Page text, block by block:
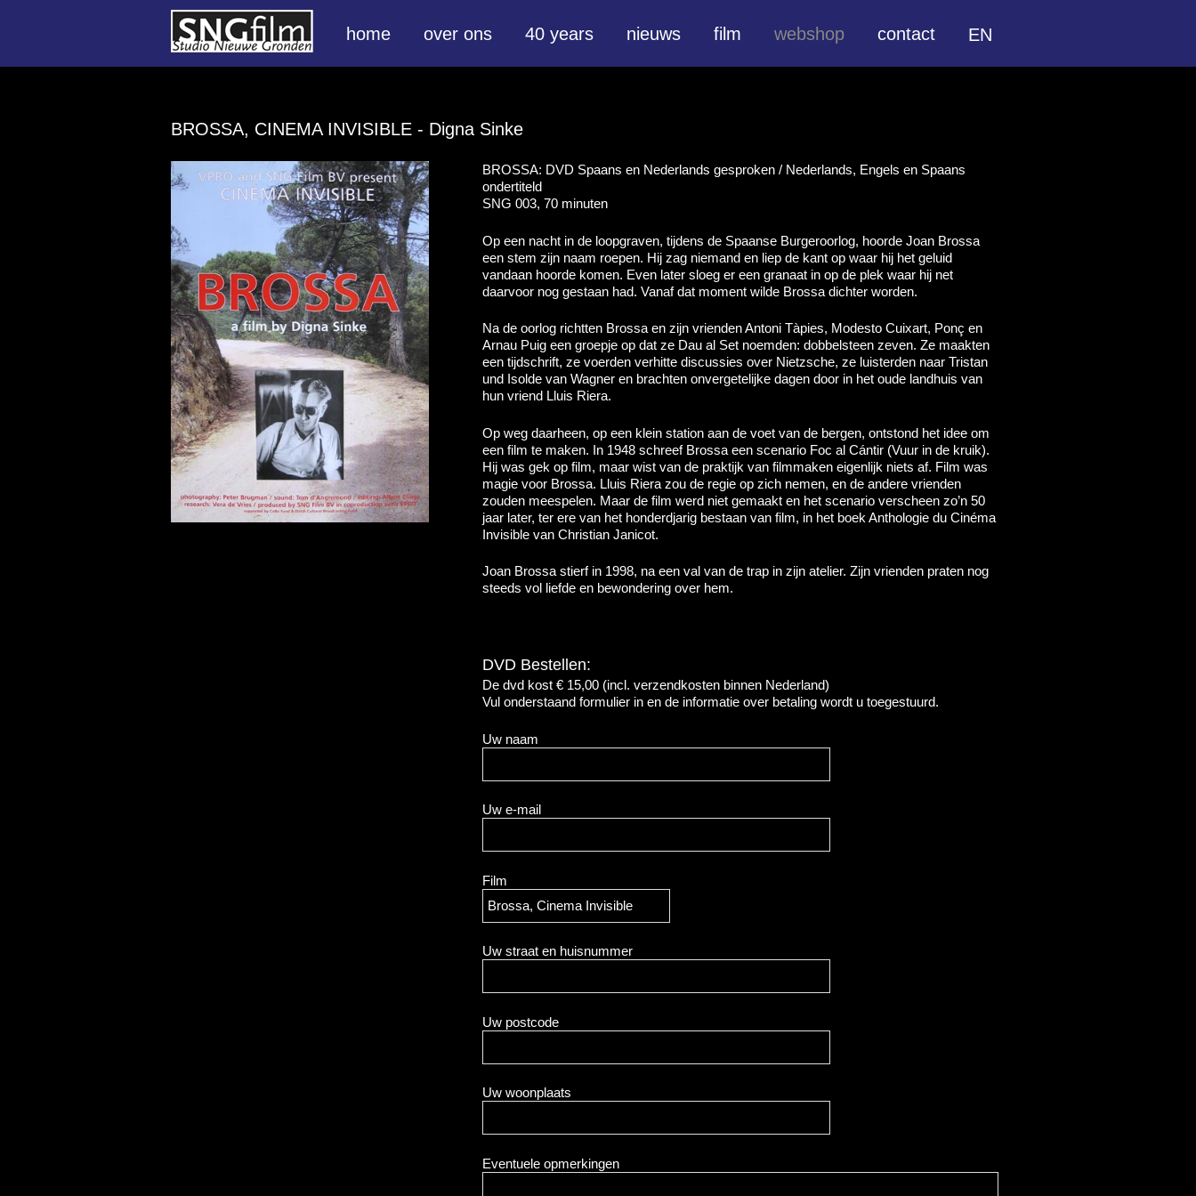
home over ons 40 years nieuws film webshop contact EN
BROSSA, CINEMA INVISIBLE - Digna Sinke
BROSSA: DVD Spaans en Nederlands gesproken / Nederlands, Engels en Spaans
ondertiteld
SNG 003, 70 minuten
Op een nacht in de loopgraven, tijdens de Spaanse Burgeroorlog, hoorde Joan Brossa
een stem zijn naam roepen. Hij zag niemand en liep de kant op waar hij het geluid
vandaan hoorde komen. Even later sloeg er een granaat in op de plek waar hij net
daarvoor nog gestaan had. Vanaf dat moment wilde Brossa dichter worden.
Na de oorlog richtten Brossa en zijn vrienden Antoni Tàpies, Modesto Cuixart, Ponç en
Arnau Puig een groepje op dat ze Dau al Set noemden: dobbelsteen zeven. Ze maakten
een tijdschrift, ze voerden verhitte discussies over Nietzsche, ze luisterden naar Tristan
und Isolde van Wagner en brachten onvergetelijke dagen door in het oude landhuis van
hun vriend Lluis Riera.
Op weg daarheen, op een klein station aan de voet van de bergen, ontstond het idee om
een film te maken. In 1948 schreef Brossa een scenario Foc al Cántir (Vuur in de kruik).
Hij was gek op film, maar wist van de praktijk van filmmaken eigenlijk niets af. Film was
magie voor Brossa. Lluis Riera zou de regie op zich nemen, en de andere vrienden
zouden meespelen. Maar de film werd niet gemaakt en het scenario verscheen zo’n 50
jaar later, ter ere van het honderdjarig bestaan van film, in het boek Anthologie du Cinéma
Invisible van Christian Janicot.
Joan Brossa stierf in 1998, na een val van de trap in zijn atelier. Zijn vrienden praten nog
steeds vol liefde en bewondering over hem.
DVD Bestellen:
De dvd kost € 15,00 (incl. verzendkosten binnen Nederland)
Vul onderstaand formulier in en de informatie over betaling wordt u toegestuurd.
Uw naam
Uw e-mail
Film
Uw straat en huisnummer
Uw postcode
Uw woonplaats
Eventuele opmerkingen